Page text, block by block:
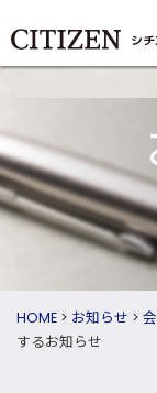
HOME > お知らせ >
するお知らせ